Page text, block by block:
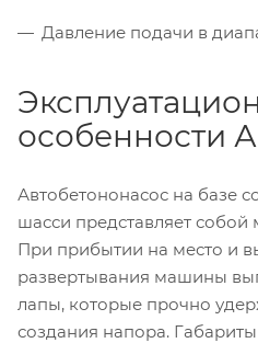
Давление подачи в
особенности
Автобетононасос на базе
шасси представляет собой
При прибытии на место и
развертывания машины
лапы, которые прочно
создания напора.